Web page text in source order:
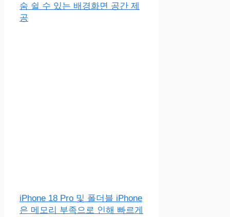
숨 쉴 수 있는 배경화면 공간 제
공
iPhone 18 Pro 및 폴더블 iPhone
은 메모리 부족으로 인해 빠르게